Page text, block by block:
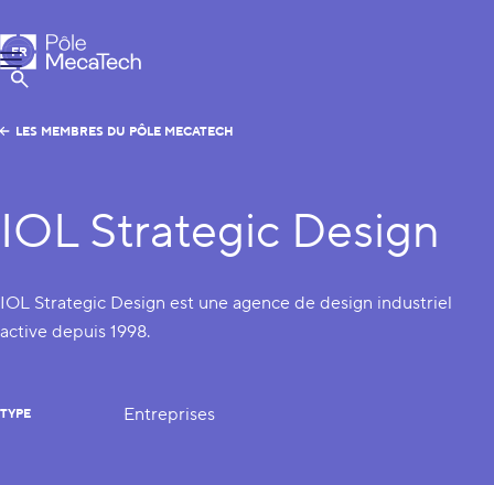
Pôle MecaTech
Menu
Afficher la Recherche
FR
EN
LES MEMBRES DU PÔLE MECATECH
IOL Strategic Design
IOL Strategic Design est une agence de design industriel
active depuis 1998.
TYPE Entreprises